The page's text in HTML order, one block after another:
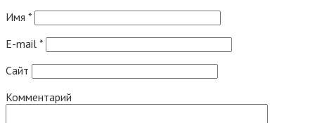
Имя *
E-mail *
Сайт
Комментарий